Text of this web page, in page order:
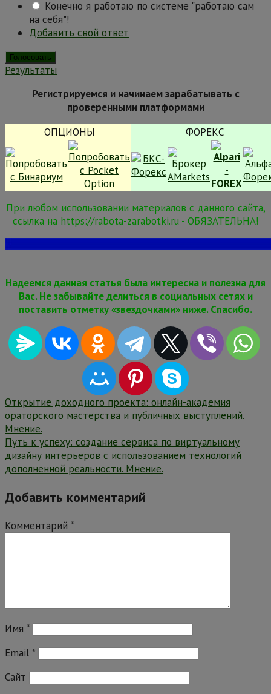
Конечно я работаю по системе "работаю сам
на себя"!
Добавить свой ответ
Результаты
Регистрируемся и начинаем зарабатывать с
проверенными платформами
ОПЦИОНЫ
ФОРЕКС
При любом использовании материалов с данного сайта,
ссылка на https://rabota-zarabotki.ru - ОБЯЗАТЕЛЬНА!
Надеемся данная статья была интересна и полезна для
Вас. Не забывайте делиться в социальных сетях и
поставить отметку «звездочками» ниже. Спасибо.
Навигация
по
записям
Открытие доходного проекта: онлайн-академия
ораторского мастерства и публичных выступлений.
Мнение.
Путь к успеху: создание сервиса по виртуальному
дизайну интерьеров с использованием технологий
дополненной реальности. Мнение.
Добавить комментарий
Комментарий *
Имя *
Email *
Сайт